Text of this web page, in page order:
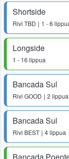
Shortside
Rivi TBD 1 - 6
Longside
1 - 16 lippua
Bancada Sul
Rivi GOOD 2 lippua
Bancada Sul
Rivi BEST 4 lippua